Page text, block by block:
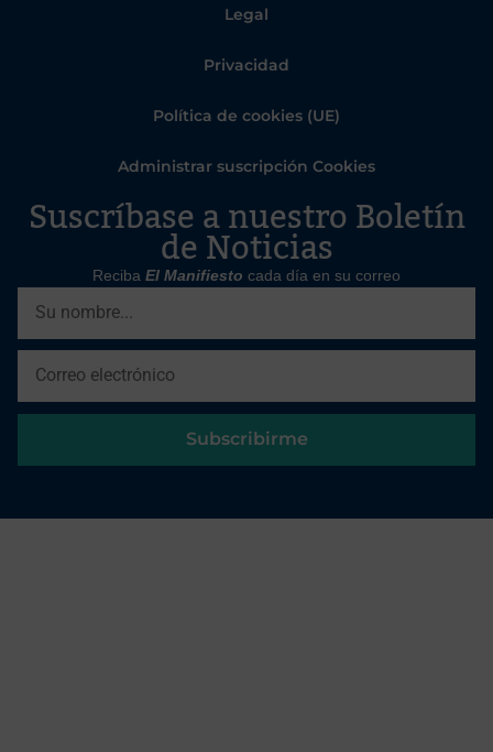
Legal
Privacidad
Política de cookies (UE)
Administrar suscripción Cookies
Suscríbase a nuestro Boletín
de Noticias
Reciba El Manifiesto cada día en su correo
Subscribirme